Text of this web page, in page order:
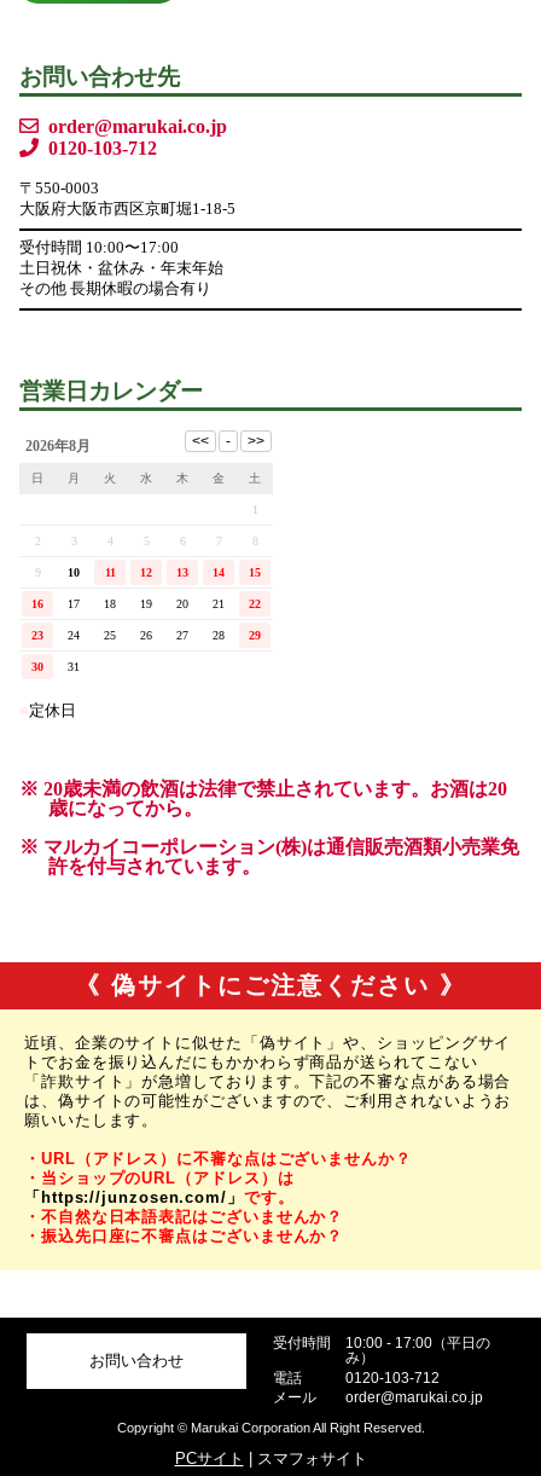
《 偽サイトにご注意ください 》
近頃、企業のサイトに似せた「偽サイト」や、ショッピングサイ
トでお金を振り込んだにもかかわらず商品が送られてこない
「詐欺サイト」が急増しております。下記の不審な点がある場合
は、偽サイトの可能性がございますので、ご利用されないようお
願いいたします。
・URL（アドレス）に不審な点はございませんか？
・当ショップのURL（アドレス）は
「https://junzosen.com/」 です。
・不自然な日本語表記はございませんか？
・振込先口座に不審点はございませんか？
お問い合わせ
受付時間
10:00 - 17:00（平日の
み）
電話
0120-103-712
メール
order@marukai.co.jp
Copyright © Marukai Corporation All Right Reserved.
PCサイト | スマフォサイト